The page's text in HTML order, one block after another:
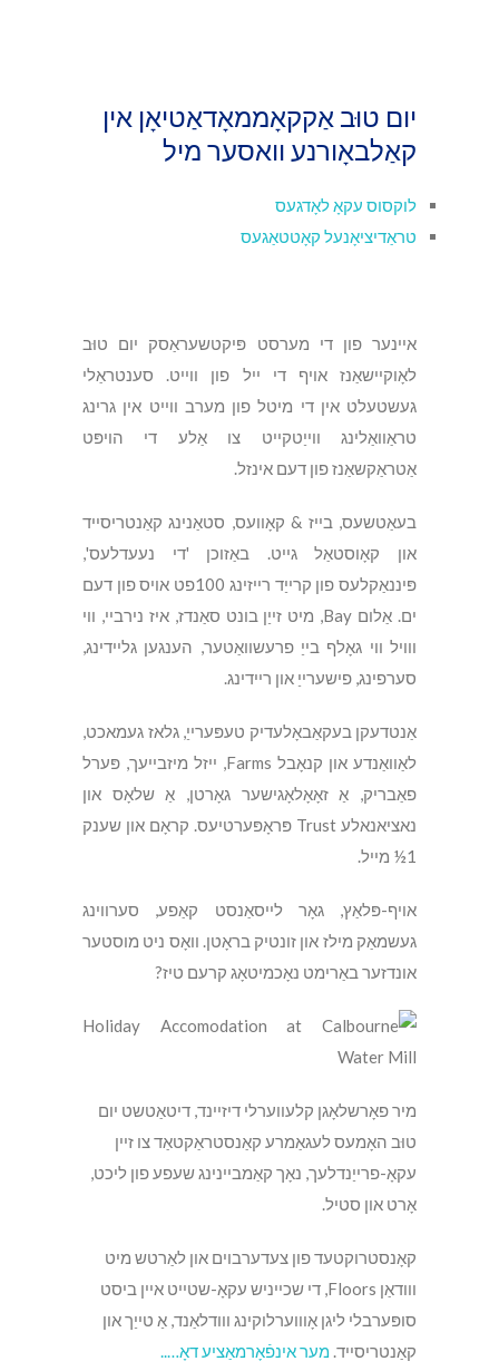
יום טוּב אַקקאָממאָדאַטיאָן אין
קאַלבאָורנע וואסער מיל
לוקסוס עקאָ לאָדגעס
טראַדיציאָנעל קאָטטאַגעס
איינער פון די מערסט פּיקטשעראַסק יום טוּב
לאָוקיישאַנז אויף די ייל פון ווייט. סענטראַלי
געשטעלט אין די מיטל פון מערב ווייט אין גרינג
טראַוואַלינג ווייַטקייט צו אַלע די הויפּט
אַטראַקשאַנז פון דעם אינזל.
בעאַטשעס, בייז & קאָוועס, סטאַנינג קאַנטריסייד
און קאָוסטאַל גייט. באַזוכן 'די נעעדלעס',
פּיננאַקלעס פון קרייַד רייזינג 100פט אויס פון דעם
ים. אַלום Bay, מיט זייַן בונט סאַנדז, איז נירביי, ווי
ווויל ווי גאָלף בייַ פרעשוואַטער, הענגען גליידינג,
סערפינג, פישערייַ און ריידינג.
אַנטדעקן בעקאַבאָלעדיק טעפּערייַ, גלאז געמאכט,
לאַוואַנדע און קנאָבל Farms, ייזל מיזבייעך, פּערל
פאַבריק, אַ זאָאָלאָגישער גאָרטן, אַ שלאָס און
נאציאנאלע Trust פּראָפּערטיעס. קראָם און שענק
1½ מייל.
אויף-פּלאַץ, גאָר לייסאַנסט קאַפע, סערווינג
געשמאַק מילז און זונטיק בראָטן. וואָס ניט מוסטער
אונדזער באַרימט נאָכמיטאָג קרעם טיז?
מיר פאָרשלאָגן קלעווערלי דיזיינד, דיטאַטשט יום
טוּב האָמעס לעגאַמרע קאַנסטראַקטאַד צו זיין
עקאָ-פרייַנדלעך, נאָך קאַמביינינג שעפע פון ​​ליכט,
אָרט און סטיל.
קאָנסטרוקטעד פון צעדערבוים און לאַרטש מיט
ווודאַן Floors, די שכייניש עקאָ-שטייט איין ביסט
סופּערבלי ליגן אָוווערלוקינג ווודלאַנד, אַ טייַך און
קאַנטריסייד. מער אינפֿאָרמאַציע דאָ…..